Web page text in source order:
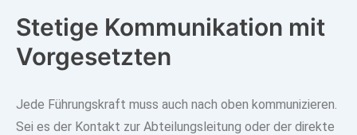
Stetige Kommunikation mit
Vorgesetzten
Jede Führungskraft muss auch nach oben kommunizieren.
Sei es der Kontakt zur Abteilungsleitung oder der direkte